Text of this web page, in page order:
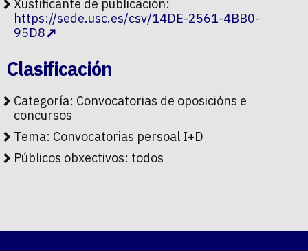
Xustificante de publicación:
https://sede.usc.es/csv/14DE-2561-4BB0-
95D8
Clasificación
Categoría: Convocatorias de oposicións e
concursos
Tema: Convocatorias persoal I+D
Públicos obxectivos: todos